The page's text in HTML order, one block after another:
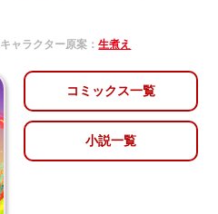
キャラクター原案：生煮え
コミックス一覧
小説一覧